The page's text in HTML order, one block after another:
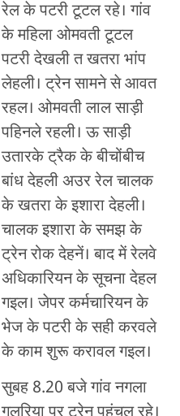
रेल के पटरी टूटल रहे। गांव
के महिला ओमवती टूटल
पटरी देखली त खतरा भांप
लेहली। ट्रेन सामने से आवत
रहल। ओमवती लाल साड़ी
पहिनले रहली। ऊ साड़ी
उतारके ट्रैक के बीचोंबीच
बांध देहली अउर रेल चालक
के खतरा के इशारा देहली।
चालक इशारा के समझ के
ट्रेन रोक देहनें। बाद में रेलवे
अधिकारियन के सूचना देहल
गइल। जेपर कर्मचारियन के
भेज के पटरी के सही करवले
के काम शुरू करावल गइल।
सुबह 8.20 बजे गांव नगला